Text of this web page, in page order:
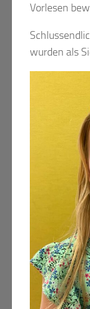
Vorlesen
wurden als